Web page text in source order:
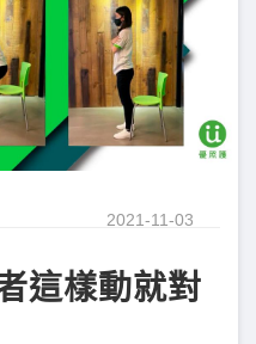
2021-11-03
這樣動就對